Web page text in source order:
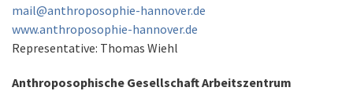
mail@anthroposophie-hannover.de
www.anthroposophie-hannover.de
Representative: Thomas Wiehl
Anthroposophische Gesellschaft Arbeitszentrum